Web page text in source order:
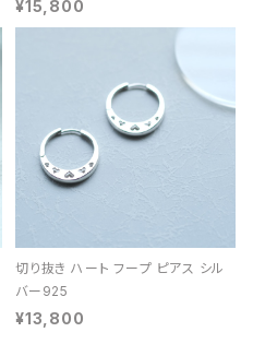
¥15,800
切り抜き ハート フープ ピアス シル
バー925
¥13,800